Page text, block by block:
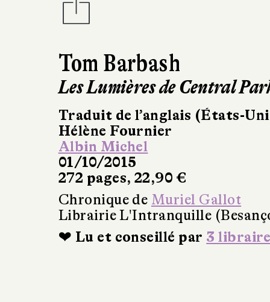
Tom Barbash
Les Lumières de Central
Traduit de l’anglais (États-
Hélène Fournier
Albin Michel
01/10/2015
272 pages, 22,90 €
Chronique de Muriel Gallot
Librairie L'Intranquille
❤ Lu et conseillé par 3